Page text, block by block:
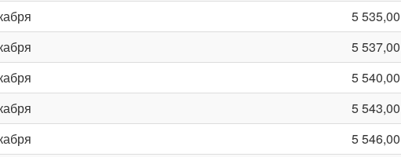
5 535,00
5 537,00
5 540,00
5 543,00
5 546,00